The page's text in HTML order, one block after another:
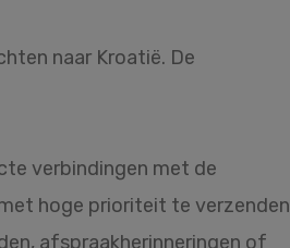
naar Kroatië. De
verbindingen met de
hoge prioriteit te verzenden
afspraakherinneringen of